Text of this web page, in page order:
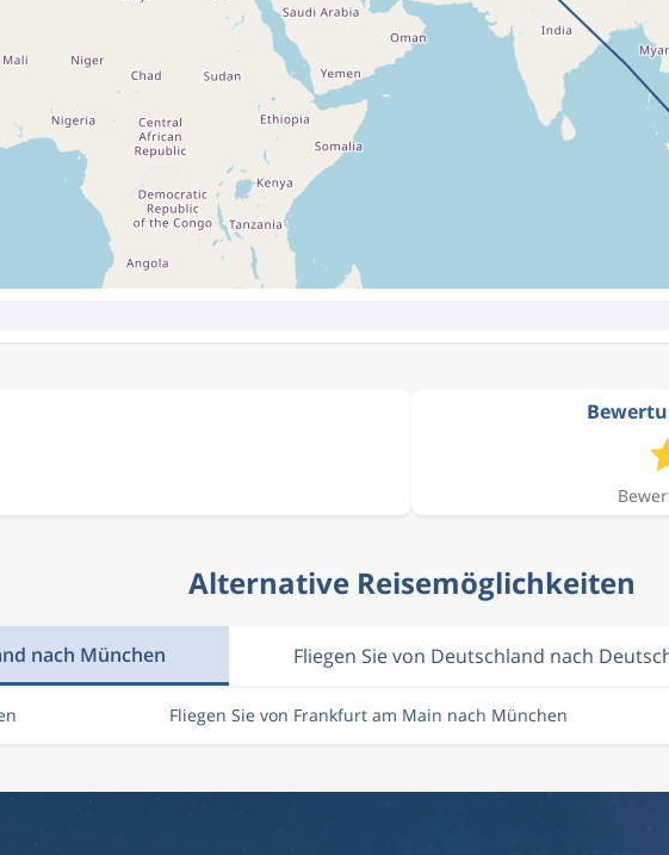
Alternative Reisemöglichkeiten
nach München Fliegen Sie von Deutschland nach
Fliegen Sie von Frankfurt am Main nach München